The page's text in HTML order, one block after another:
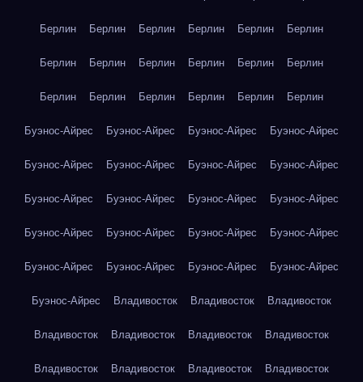
Берлин Берлин Берлин Берлин Берлин Берлин
Берлин Берлин Берлин Берлин Берлин Берлин
Берлин Берлин Берлин Берлин Берлин Берлин
Буэнос-Айрес Буэнос-Айрес Буэнос-Айрес Буэнос-Айрес
Буэнос-Айрес Буэнос-Айрес Буэнос-Айрес Буэнос-Айрес
Буэнос-Айрес Буэнос-Айрес Буэнос-Айрес Буэнос-Айрес
Буэнос-Айрес Буэнос-Айрес Буэнос-Айрес Буэнос-Айрес
Буэнос-Айрес Буэнос-Айрес Буэнос-Айрес Буэнос-Айрес
Буэнос-Айрес Владивосток Владивосток Владивосток
Владивосток Владивосток Владивосток Владивосток
Владивосток Владивосток Владивосток Владивосток